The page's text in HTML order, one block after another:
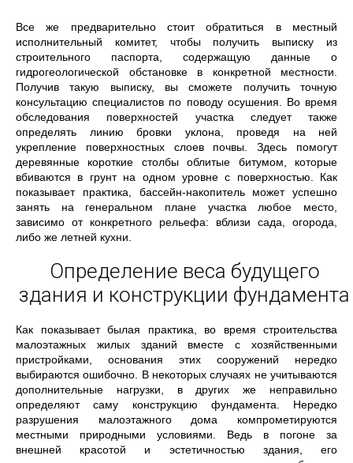
Все же предварительно стоит обратиться в местный
исполнительный комитет, чтобы получить выписку из
строительного паспорта, содержащую данные о
гидрогеологической обстановке в конкретной местности.
Получив такую выписку, вы сможете получить точную
консультацию специалистов по поводу осушения. Во время
обследования поверхностей участка следует также
определять линию бровки уклона, проведя на ней
укрепление поверхностных слоев почвы. Здесь помогут
деревянные короткие столбы облитые битумом, которые
вбиваются в грунт на одном уровне с поверхностью. Как
показывает практика, бассейн-накопитель может успешно
занять на генеральном плане участка любое место,
зависимо от конкретного рельефа: вблизи сада, огорода,
либо же летней кухни.
Определение веса будущего
здания и конструкции фундамента
Как показывает былая практика, во время строительства
малоэтажных жилых зданий вместе с хозяйственными
пристройками, основания этих сооружений нередко
выбираются ошибочно. В некоторых случаях не учитываются
дополнительные нагрузки, в других же неправильно
определяют саму конструкцию фундамента. Нередко
разрушения малоэтажного дома компрометируются
местными природными условиями. Ведь в погоне за
внешней красотой и эстетичностью здания, его